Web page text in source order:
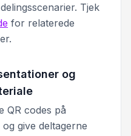
Tjek
for relaterede
og
QR codes på
give deltagerne